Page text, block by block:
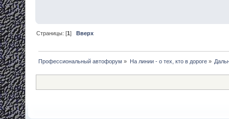
Страницы: [1] Вверх
Профессиональный автофорум » На линии - о тех, кто в дороге»